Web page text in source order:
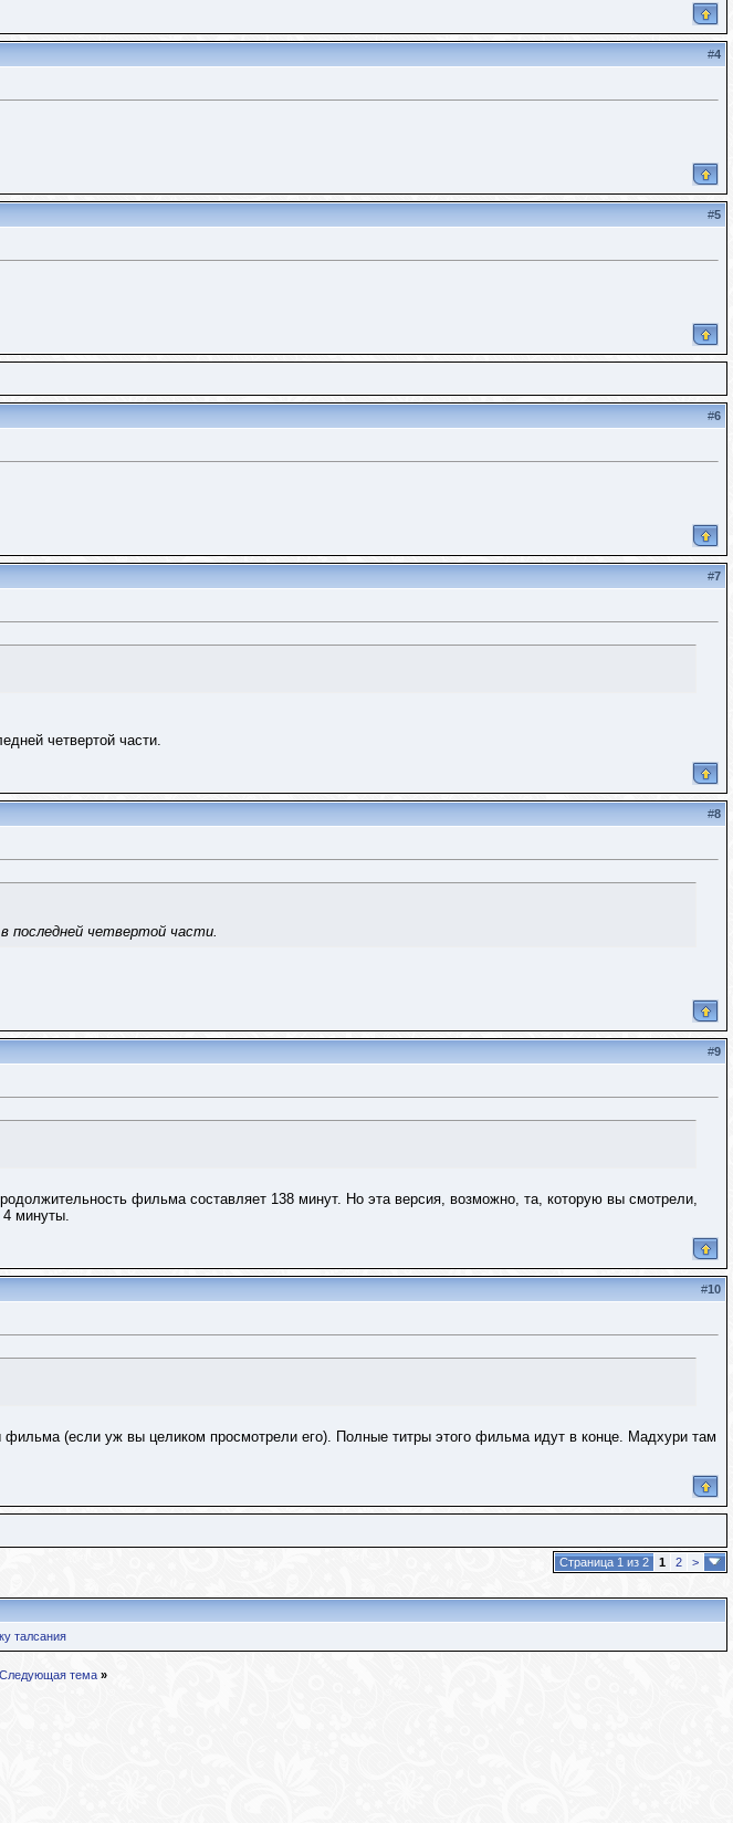
#4
#5
#6
#7
четвертой части.
#8
четвертой части.
#9
фильма составляет 138 минут. Но эта версия, возможно, та, которую вы смотрели,
минуты.
#10
фильма (если уж вы целиком просмотрели его). Полные титры этого фильма идут в конце. Мадхури там
Страница 1 из 2 1 2 >
талсания
Следующая тема »